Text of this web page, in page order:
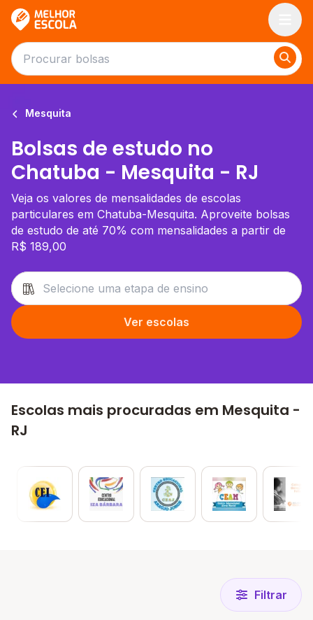
Mesquita
Bolsas de estudo no
Chatuba - Mesquita - RJ
Veja os valores de mensalidades de escolas
particulares em Chatuba-Mesquita. Aproveite bolsas
de estudo de até 70% com mensalidades a partir de
R$ 189,00
Ver escolas
Escolas mais procuradas em Mesquita -
RJ
Filtrar